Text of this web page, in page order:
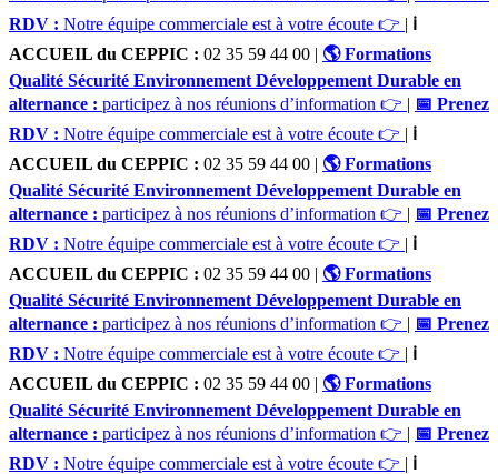
RDV : Notre équipe commerciale est à votre écoute 👉 | ℹ️
ACCUEIL du CEPPIC : 02 35 59 44 00 | 🌎 Formations
Qualité Sécurité Environnement Développement Durable en
alternance : participez à nos réunions d’information 👉 | 📅 Prenez
RDV : Notre équipe commerciale est à votre écoute 👉 | ℹ️
ACCUEIL du CEPPIC : 02 35 59 44 00 | 🌎 Formations
Qualité Sécurité Environnement Développement Durable en
alternance : participez à nos réunions d’information 👉 | 📅 Prenez
RDV : Notre équipe commerciale est à votre écoute 👉 | ℹ️
ACCUEIL du CEPPIC : 02 35 59 44 00 | 🌎 Formations
Qualité Sécurité Environnement Développement Durable en
alternance : participez à nos réunions d’information 👉 | 📅 Prenez
RDV : Notre équipe commerciale est à votre écoute 👉 | ℹ️
ACCUEIL du CEPPIC : 02 35 59 44 00 | 🌎 Formations
Qualité Sécurité Environnement Développement Durable en
alternance : participez à nos réunions d’information 👉 | 📅 Prenez
RDV : Notre équipe commerciale est à votre écoute 👉 | ℹ️